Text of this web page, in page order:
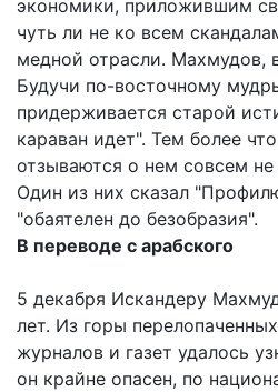
экономики, приложившим
чуть ли не ко всем
медной отрасли. Махмудов,
Будучи по-восточному
придерживается старой
караван идет". Тем более
отзываются о нем совсем не
Один из них сказал
"обаятелен до безобразия".
В переводе с арабского
5 декабря Искандеру
лет. Из горы
журналов и газет удалось
он крайне опасен, по